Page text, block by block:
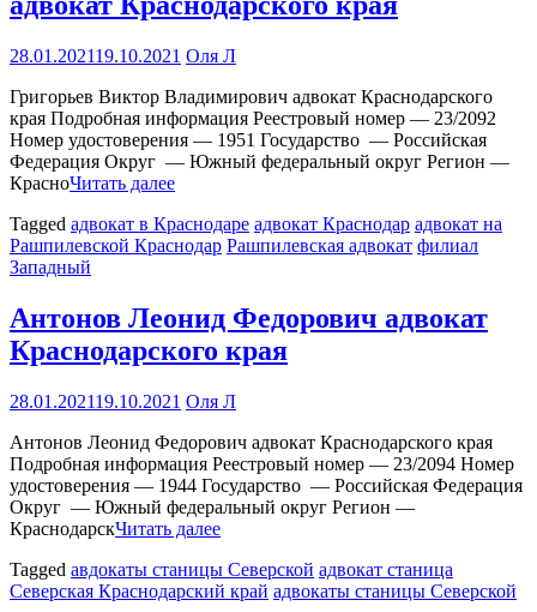
28.01.202119.10.2021 Оля Л
Григорьев Виктор Владимирович адвокат Краснодарского
края Подробная информация Реестровый номер — 23/2092
Номер удостоверения — 1951 Государство — Российская
Федерация Округ — Южный федеральный округ Регион —
КрасноЧитать далее
Tagged адвокат в Краснодаре адвокат Краснодар адвокат на
Рашпилевской Краснодар Рашпилевская адвокат филиал
Западный
Антонов Леонид Федорович адвокат
Краснодарского края
28.01.202119.10.2021 Оля Л
Антонов Леонид Федорович адвокат Краснодарского края
Подробная информация Реестровый номер — 23/2094 Номер
удостоверения — 1944 Государство — Российская Федерация
Округ — Южный федеральный округ Регион —
КраснодарскЧитать далее
Tagged авдокаты станицы Северской адвокат станица
Северская Краснодарский край адвокаты станицы Северской